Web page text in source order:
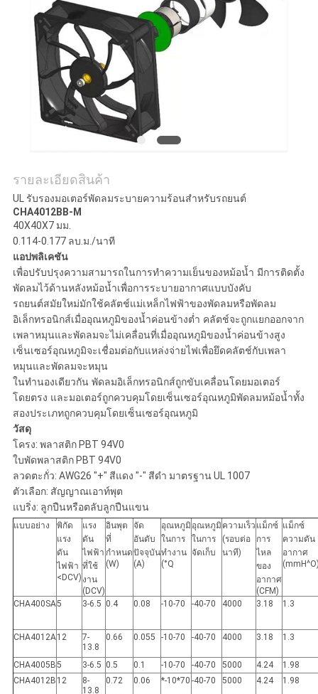
ราคา
แผนผัง
เว็บไซต์
POLICY
รายละเอียดสินค้า
UL รับรองมอเตอร์พัดลมระบายความร้อนสำหรับรถยนต์
CHA4012BB-M
40X40X7 มม.
0.114-0.177 ลบ.ม./นาที
แอปพลิเคชัน
เพื่อปรับปรุงความสามารถในการทำความเย็นของหม้อน้ำ มีการติดตั้ง
พัดลมไว้ด้านหลังหม้อน้ำเพื่อการระบายอากาศแบบบังคับ
รถยนต์สมัยใหม่มักใช้คลัตช์แม่เหล็กไฟฟ้าของพัดลมหรือพัดลม
อิเล็กทรอนิกส์เมื่ออุณหภูมิของน้ำค่อนข้างต่ำ คลัตช์จะถูกแยกออกจาก
เพลาหมุนและพัดลมจะไม่เคลื่อนที่เมื่ออุณหภูมิของน้ำค่อนข้างสูง
เซ็นเซอร์อุณหภูมิจะเชื่อมต่อกับแหล่งจ่ายไฟเพื่อยึดคลัตช์กับเพลา
หมุนและพัดลมจะหมุน
ในทำนองเดียวกัน พัดลมอิเล็กทรอนิกส์ถูกขับเคลื่อนโดยมอเตอร์
โดยตรง และมอเตอร์ถูกควบคุมโดยเซ็นเซอร์อุณหภูมิพัดลมหม้อน้ำทั้ง
สองประเภทถูกควบคุมโดยเซ็นเซอร์อุณหภูมิ
วัสดุ
โครง: พลาสติก PBT 94V0
ใบพัดพลาสติก PBT 94V0
ลวดตะกั่ว: AWG26 "+" สีแดง "-" สีดำ มาตรฐาน UL 1007
ตัวเลือก: สัญญาณเอาท์พุต
แบริ่ง: ลูกปืนหรือตลับลูกปืนแขน
แบบอย่าง
พิกัด
แรง
ดัน
ไฟฟ้า
<DCV)
แรง
ดัน
ไฟฟ้า
ที่ใช้
งาน
(DCV)
อินพุต
ที่
กำหนด
(W)
จัด
อันดับ
ปัจจุบัน
(A)
อุณหภูมิ
ในการ
ทำงาน
(°Q
อุณหภูมิ
ในการ
จัดเก็บ
ความเร็ว
(รอบต่อ
นาที)
แม็กซ์
การ
ไหล
ของ
อากาศ
(CFM)
แม็กซ์
ความดัน
อากาศ
CHA400SA5 3-6.5 0.4 0.08 -10-70 -40-70 4000 3.18 1.3
CHA4012A12
7-
13.8
0.66 0.055 -10-70 -40-70 4000 3.18 1.3
CHA4005B5 3-6.5 0.5 0.1 -10-70 -40-70 5000 4.24
1.98
CHA4012B 12
8-
13.8
0.72 0.06 *-10*70 -40-70 5000 4.24 1.98